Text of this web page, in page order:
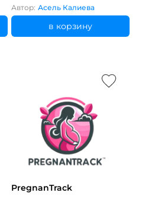
Автор: Асель Калиева
в корзину
PregnanTrack